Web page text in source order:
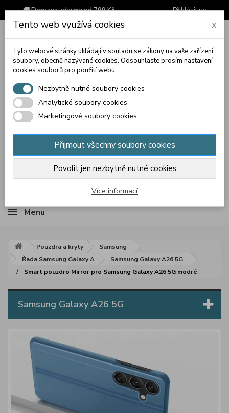
🚚 Doprava zdarma od 799 Kč Přihlásit se
Košík (prázdný)
Menu
Pouzdra a kryty
Samsung
Řada Samsung Galaxy A
Samsung Galaxy A26 5G
Smart pouzdro Mirror pro Samsung Galaxy A26 5G modré
Samsung Galaxy A26 5G
Tento web využívá cookies x
Tyto webové stránky ukládají v souladu se zákony na vaše zařízení
soubory, obecně nazývané cookies. Odsouhlaste prosím nastavení
cookies souborů pro použití webu.
Nezbytně nutné soubory cookies
Analytické soubory cookies
Marketingové soubory cookies
Přijmout všechny soubory cookies
Povolit jen nezbytně nutné cookies
Více informací